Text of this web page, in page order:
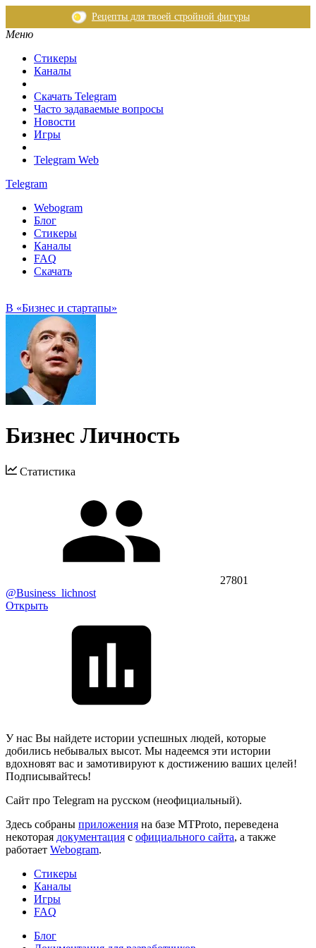
Рецепты для твоей стройной фигуры
Меню
Стикеры
Каналы
Скачать Telegram
Часто задаваемые вопросы
Новости
Игры
Telegram Web
Telegram
Webogram
Блог
Стикеры
Каналы
FAQ
Скачать
В «Бизнес и стартапы»
Бизнес Личность
Статистика
27801
@Business_lichnost
Открыть
У нас Вы найдете истории успешных людей, которые
добились небывалых высот. Мы надеемся эти истории
вдохновят вас и замотивируют к достижению ваших целей!
Подписывайтесь!
Сайт про Telegram на русском (неофициальный).
Здесь собраны приложения на базе MTProto, переведена
некоторая документация с официального сайта, а также
работает Webogram.
Стикеры
Каналы
Игры
FAQ
Блог